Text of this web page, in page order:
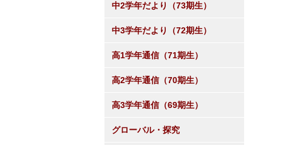
中2学年だより（73期生）
中3学年だより（72期生）
高1学年通信（71期生）
高2学年通信（70期生）
高3学年通信（69期生）
グローバル・探究